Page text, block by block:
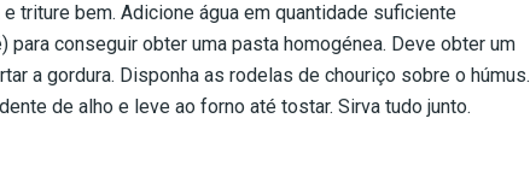
triture bem. Adicione água em quantidade suficiente
para conseguir obter uma pasta homogénea. Deve obter um
a gordura. Disponha as rodelas de chouriço sobre o húmus.
de alho e leve ao forno até tostar. Sirva tudo junto.